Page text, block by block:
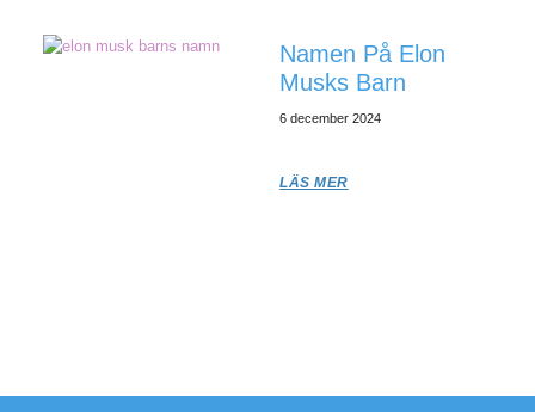
Namen På Elon
Musks Barn
6 december 2024
LÄS MER